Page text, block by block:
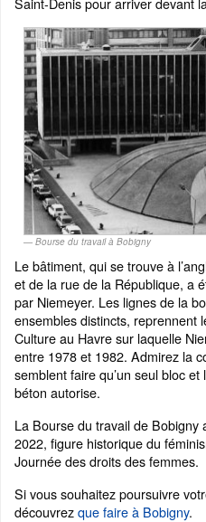
Bourse du travail à Bobigny
Le bâtiment, qui se trouve à
et de la rue de la République, a
par Niemeyer. Les lignes de la
ensembles distincts, reprennent
Culture au Havre sur laquelle
entre 1978 et 1982. Admirez la
semblent faire qu’un seul bloc et
béton autorise.
La Bourse du travail de Bobigny
2022, figure historique du
Journée des droits des femmes.
Si vous souhaitez poursuivre
découvrezque faire à Bobigny.